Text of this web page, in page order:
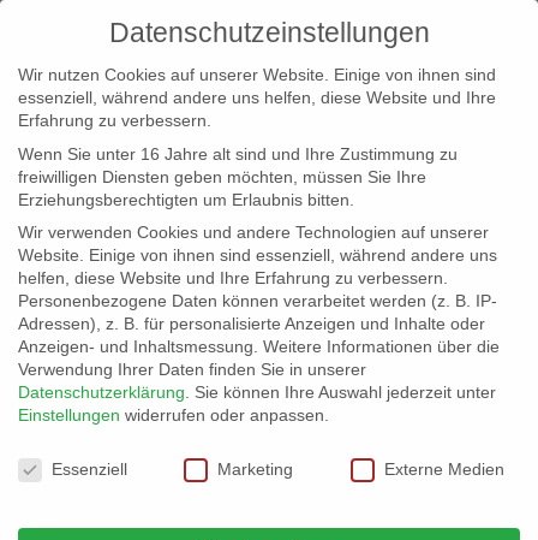
info@erfolgreich-events.de
+4940 46 777 230
Datenschutzeinstellungen
Wir nutzen Cookies auf unserer Website. Einige von ihnen sind
essenziell, während andere uns helfen, diese Website und Ihre
Erfahrung zu verbessern.
Wenn Sie unter 16 Jahre alt sind und Ihre Zustimmung zu
freiwilligen Diensten geben möchten, müssen Sie Ihre
Erziehungsberechtigten um Erlaubnis bitten.
Wir verwenden Cookies und andere Technologien auf unserer
Website. Einige von ihnen sind essenziell, während andere uns
helfen, diese Website und Ihre Erfahrung zu verbessern.
Personenbezogene Daten können verarbeitet werden (z. B. IP-
Adressen), z. B. für personalisierte Anzeigen und Inhalte oder
Anzeigen- und Inhaltsmessung. Weitere Informationen über die
Verwendung Ihrer Daten finden Sie in unserer
Datenschutzerklärung
Sie können Ihre Auswahl jederzeit unter
Einstellungen widerrufen oder anpassen.
Datenschutzeinstellungen
Essenziell Marketing Externe Medien